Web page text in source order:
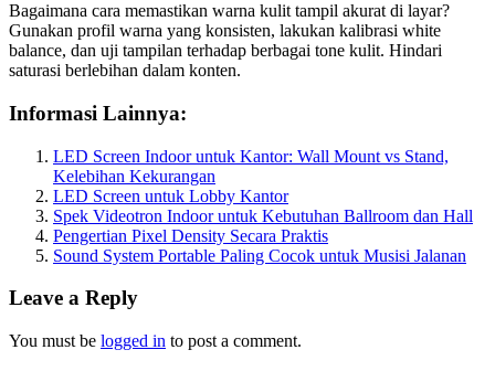
Bagaimana cara memastikan warna kulit tampil akurat di layar?
Gunakan profil warna yang konsisten, lakukan kalibrasi white
balance, dan uji tampilan terhadap berbagai tone kulit. Hindari
saturasi berlebihan dalam konten.
Informasi Lainnya:
LED Screen Indoor untuk Kantor: Wall Mount vs Stand,
Kelebihan Kekurangan
LED Screen untuk Lobby Kantor
Spek Videotron Indoor untuk Kebutuhan Ballroom dan Hall
Pengertian Pixel Density Secara Praktis
Sound System Portable Paling Cocok untuk Musisi Jalanan
Leave a Reply
You must be logged in to post a comment.